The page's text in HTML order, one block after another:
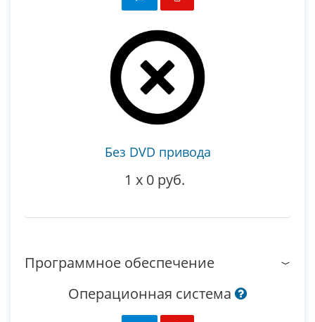
Без DVD привода
1 x 0 руб.
Программное обеспечение
Операционная система